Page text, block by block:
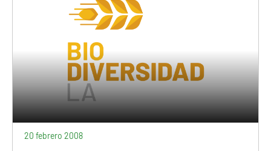
20 febrero 2008